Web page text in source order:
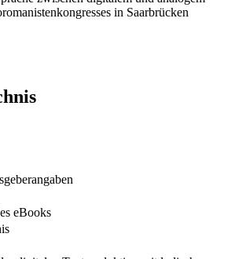
in Saarbrücken
eBooks